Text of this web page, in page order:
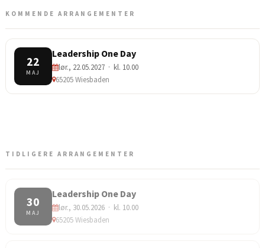
KOMMENDE ARRANGEMENTER
22
MAJ
Leadership One Day
lør., 22.05.2027 · kl. 10.00
65205 Wiesbaden
TIDLIGERE ARRANGEMENTER
30
MAJ
Leadership One Day
lør., 30.05.2026 · kl. 10.00
65205 Wiesbaden